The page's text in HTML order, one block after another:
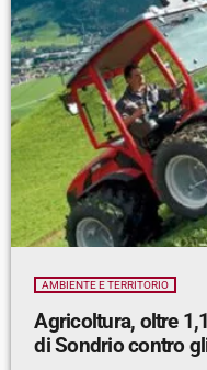
AMBIENTE E TERRITORIO
Agricoltura, oltre
di Sondrio contro